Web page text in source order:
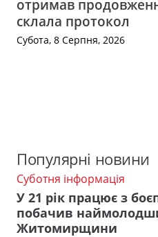
отримав
склала протокол
Субота, 8 Серпня, 2026
Популярні новини
Суботня інформація
У 21 рік працює з
побачив
Житомирщини